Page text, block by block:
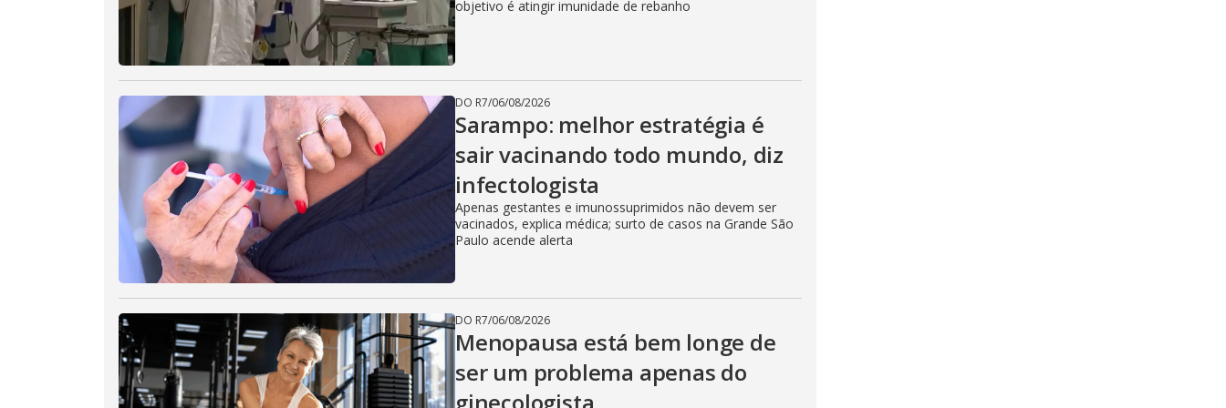
d
e
o
objetivo é atingir imunidade de rebanho
DO R7/06/08/2026
Sarampo: melhor estratégia é
sair vacinando todo mundo, diz
infectologista
Apenas gestantes e imunossuprimidos não devem ser
vacinados, explica médica; surto de casos na Grande São
Paulo acende alerta
DO R7/06/08/2026
Menopausa está bem longe de
ser um problema apenas do